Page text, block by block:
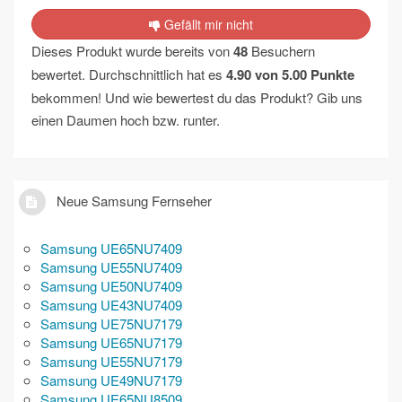
Gefällt mir nicht
Dieses Produkt wurde bereits von48 Besuchern
bewertet. Durchschnittlich hat es 4.90von5.00 Punkte
bekommen! Und wie bewertest du das Produkt? Gib uns
einen Daumen hoch bzw. runter.
Neue Samsung Fernseher
Samsung UE65NU7409
Samsung UE55NU7409
Samsung UE50NU7409
Samsung UE43NU7409
Samsung UE75NU7179
Samsung UE65NU7179
Samsung UE55NU7179
Samsung UE49NU7179